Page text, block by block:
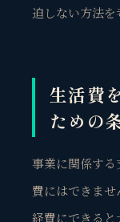
迫しない方法を
生活費
ための
事業に関係する
費にはできませ
経費にできると